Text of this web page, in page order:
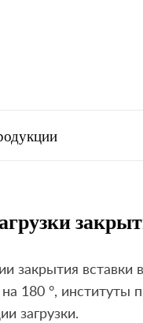
закрытия
180 °,
загрузки.